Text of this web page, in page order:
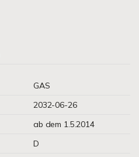
GAS
2032-06-26
ab dem 1.5.2014
D